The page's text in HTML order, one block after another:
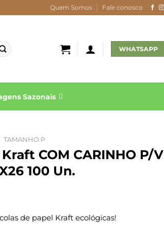
Quem Somos Fale conosco
WHATSAPP
Sazonais
TAMANHO P
COM CARINHO P/V
100 Un.
de papel Kraft ecológicas!